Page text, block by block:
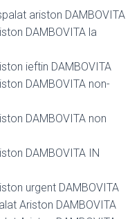
ariston DAMBOVITA
DAMBOVITA la
ieftin DAMBOVITA
DAMBOVITA non-
DAMBOVITA non
DAMBOVITA IN
urgent DAMBOVITA
Ariston DAMBOVITA